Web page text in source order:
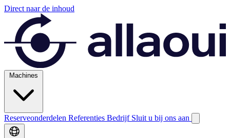
Direct naar de inhoud
Machines
Reserveonderdelen Referenties Bedrijf Sluit u bij ons aan